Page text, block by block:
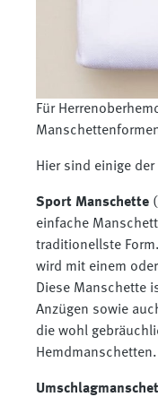
Für
Hier sind einige
Sport Manschette
einfache
traditionellste
wird mit einem
Diese Manschette
Anzügen sowie
die wohl
Hemdmanschetten.